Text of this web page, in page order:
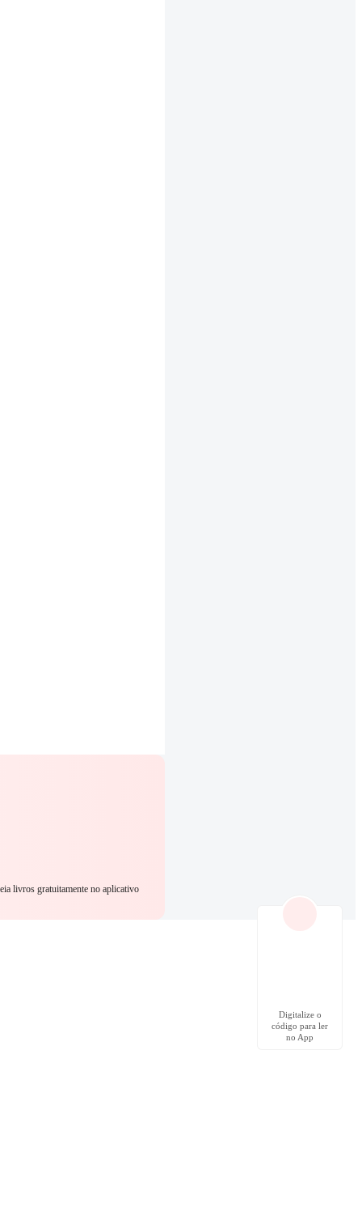
livros gratuitamente no aplicativo
Digitalize o
código para ler
no App